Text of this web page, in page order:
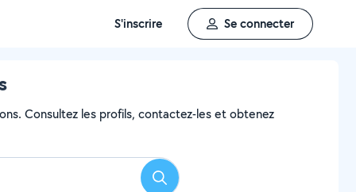
S'inscrire Se connecter
Consultez les profils, contactez-les et obtenez
Rechercher